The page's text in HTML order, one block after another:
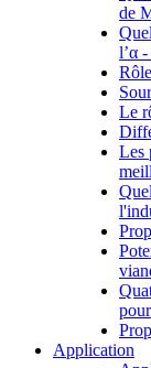
de
l’α
Le
Les
Application